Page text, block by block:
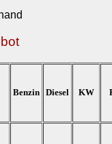
Benzin Diesel KW